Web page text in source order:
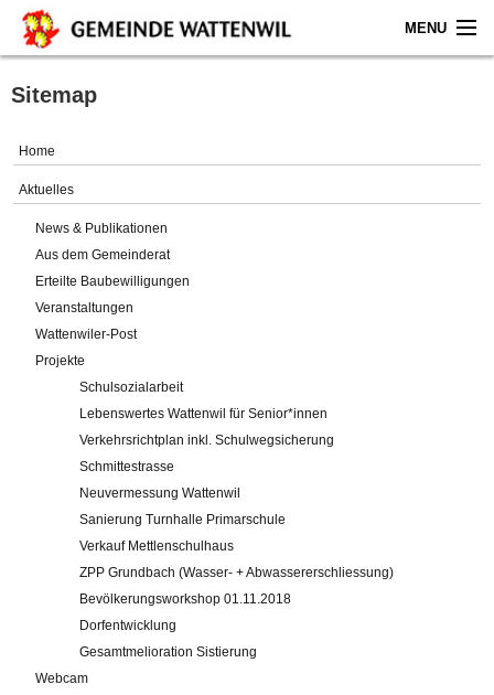
MENU
Home
Gemeinde
Verwaltung
Online-Service
Impressum
Sitemap
Home
Aktuelles
News & Publikationen
Aus dem Gemeinderat
Erteilte Baubewilligungen
Veranstaltungen
Wattenwiler-Post
Projekte
Schulsozialarbeit
Lebenswertes Wattenwil für Senior*innen
Verkehrsrichtplan inkl. Schulwegsicherung
Schmittestrasse
Neuvermessung Wattenwil
Sanierung Turnhalle Primarschule
Verkauf Mettlenschulhaus
ZPP Grundbach (Wasser- + Abwassererschliessung)
Bevölkerungsworkshop 01.11.2018
Dorfentwicklung
Gesamtmelioration Sistierung
Webcam